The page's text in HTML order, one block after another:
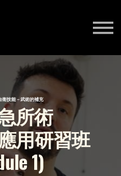
🌍
IN
UP
衛技能－武術的補充
所術
用研習班
1)